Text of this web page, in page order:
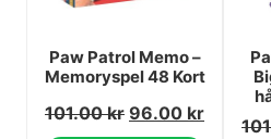
Paw Patrol Memo –
Memoryspel 48 Kort
101.00kr 96.00 kr